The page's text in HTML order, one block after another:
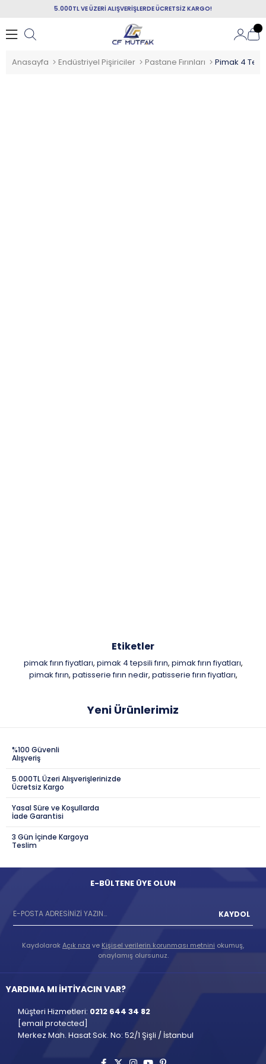
5.000TL VE ÜZERİ ALIŞVERİŞLERDE ÜCRETSİZ KARGO!
Anasayfa Endüstriyel Pişiriciler Pastane Fırınları
Etiketler
pimak fırın fiyatları, pimak 4 tepsili fırın, pimak fırın fiyatları,
pimak fırın, patisserie fırın nedir, patisserie fırın fiyatları,
Yeni Ürünlerimiz
%100 Güvenli
Alışveriş
5.000TL Üzeri Alışverişlerinizde
Ücretsiz Kargo
Yasal Süre ve Koşullarda
İade Garantisi
3 Gün İçinde Kargoya
Teslim
E-BÜLTENE ÜYE OLUN
KAYDOL
KaydolarakAçık rıza ve Kişisel verilerin korunması metnini okumuş,
onaylamış olursunuz.
YARDIMA MI İHTİYACIN VAR?
Müşteri Hizmetleri: 0212 644 34 82
[email protected]
Merkez Mah. Hasat Sok. No: 52/1 Şişli / İstanbul